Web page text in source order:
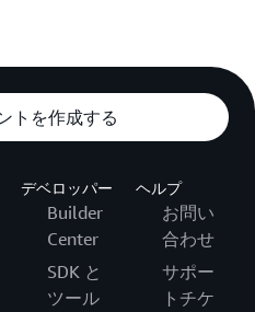
トを作成する
デベロッパー
Builder
Center
SDK と
ツール
ヘルプ
お問い
合わせ
サポー
トチケ